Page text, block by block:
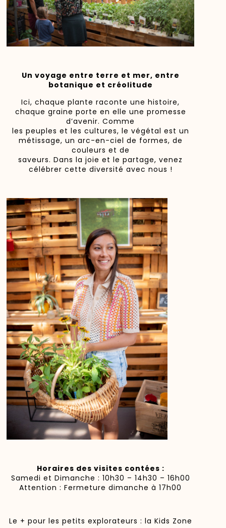
Un voyage entre terre et mer, entre
botanique et créolitude
Ici, chaque plante raconte une histoire,
chaque graine porte en elle une promesse
d’avenir. Comme
les peuples et les cultures, le végétal est un
métissage, un arc-en-ciel de formes, de
couleurs et de
saveurs. Dans la joie et le partage, venez
célébrer cette diversité avec nous !
Horaires des visites contées :
Samedi et Dimanche : 10h30 – 14h30 – 16h00
Attention : Fermeture dimanche à 17h00
Le + pour les petits explorateurs : la Kids Zone